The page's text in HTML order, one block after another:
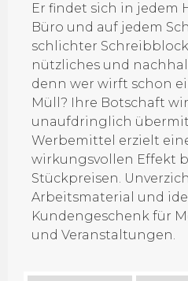
Er findet sich in jedem
Büro und auf jedem
schlichter
nützliches und
denn wer wirft schon
Müll? Ihre Botschaft
unaufdringlich
Werbemittel erzielt
wirkungsvollen Effekt
Stückpreisen.
Arbeitsmaterial und
Kundengeschenk für
und Veranstaltungen.